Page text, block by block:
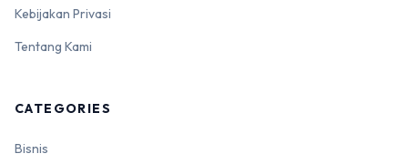
Kebijakan Privasi
Tentang Kami
CATEGORIES
Bisnis